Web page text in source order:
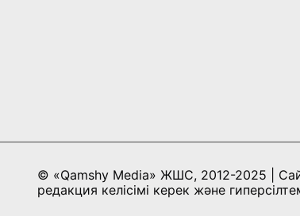
© «Qamshy Media» ЖШС, 2012-2025 |
редакция келісімі керек және